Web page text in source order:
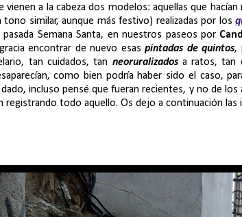
a la cabeza dos modelos: aquellas que
tono similar, aunque más festivo) realizadas por los
Semana Santa, en nuestros paseos por
encontrar de nuevo esaspintadas de quintos,
tan cuidados, tan neoruralizadosa ratos, tan
como bien podría haber sido el caso,
incluso pensé que fueran recientes, y no de
registrando todo aquello. Os dejo a continuación las